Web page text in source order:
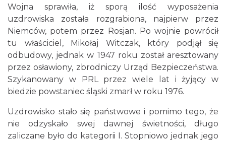
Wojna sprawiła, iż sporą ilość wyposażenia
uzdrowiska została rozgrabiona, najpierw przez
Niemców, potem przez Rosjan. Po wojnie powrócił
tu właściciel, Mikołaj Witczak, który podjął się
odbudowy, jednak w 1947 roku został aresztowany
przez osławiony, zbrodniczy Urząd Bezpieczeństwa.
Szykanowany w PRL przez wiele lat i żyjący w
biedzie powstaniec śląski zmarł w roku 1976.
Uzdrowisko stało się państwowe i pomimo tego, że
nie odzyskało swej dawnej świetności, długo
zaliczane było do kategorii I. Stopniowo jednak jego